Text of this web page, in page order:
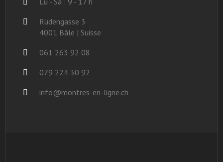
Rüdengasse 3
4001 Bâle | Suisse
061 263 92 08
079 224 30 92
info@montres-en-ligne.ch